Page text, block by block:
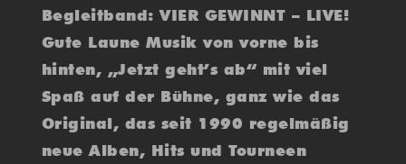
Begleitband: VIER GEWINNT – LIVE!
Gute Laune Musik von vorne bis
hinten, „Jetzt geht’s ab“ mit viel
Spaß auf der Bühne, ganz wie das
Original, das seit 1990 regelmäßig
neue Alben, Hits und Tourneen